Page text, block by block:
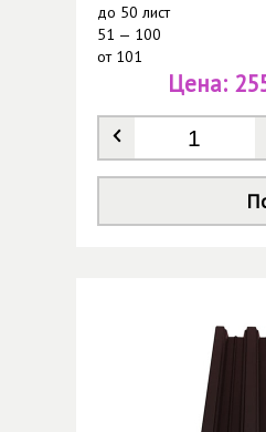
до 50 лист
51 — 100
от101
Количество
Цена: